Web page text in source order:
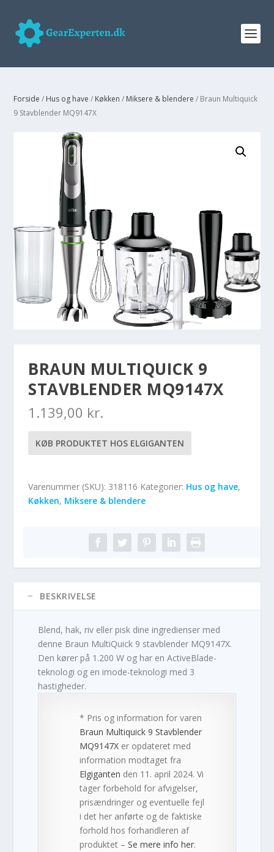
Forside / Hus og have / Køkken / Miksere & blendere / Braun Multiquick
9 Stavblender MQ9147X
BRAUN MULTIQUICK 9
STAVBLENDER MQ9147X
1.139,00 kr.
KØB PRODUKTET HOS ELGIGANTEN
Varenummer (SKU): 318116 Kategorier: Hus og have,
Køkken, Miksere & blendere
BESKRIVELSE
Blend, hak, riv eller pisk dine ingredienser med
denne Braun MultiQuick 9 stavblender MQ9147X.
Den kører på 1.200 W og har en ActiveBlade-
teknologi og en imode-teknologi med 3
hastigheder.
* Pris og information for varen
Braun Multiquick 9 Stavblender
MQ9147X er opdateret med
information modtaget fra
Elgiganten den 11. april 2024. Vi
tager forbehold for afvigelser,
prisændringer og eventuelle fejl
i det her anførte og de faktiske
forhold hos forhandleren af
produktet –Se mere info her.